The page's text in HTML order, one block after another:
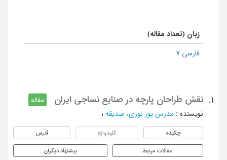
زبان (تعداد مقاله)
فارسی 7
1. نقش طراحان پارچه در صنایع نساجی ایران
مقاله
نویسنده : مدرس پور نوری، صدیقه ؛
چکیده کلیدواژه آدرس
مقالات مرتبط پیشنهاد دیگران